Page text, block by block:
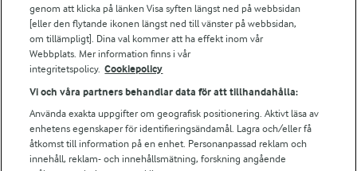
Följ oss
genom att klicka på länken Visa syften längst ned på webbsidan
[eller den flytande ikonen längst ned till vänster på webbsidan,
om tillämpligt]. Dina val kommer att ha effekt inom vår
Webbplats. Mer information finns i vår
integritetspolicy. Cookiepolicy
Vi och våra partners behandlar data för att tillhandahålla:
Använda exakta uppgifter om geografisk positionering. Aktivt läsa av
enhetens egenskaper för identifieringsändamål. Lagra och/eller få
åtkomst till information på en enhet. Personanpassad reklam och
innehåll, reklam- och innehållsmätning, forskning angående